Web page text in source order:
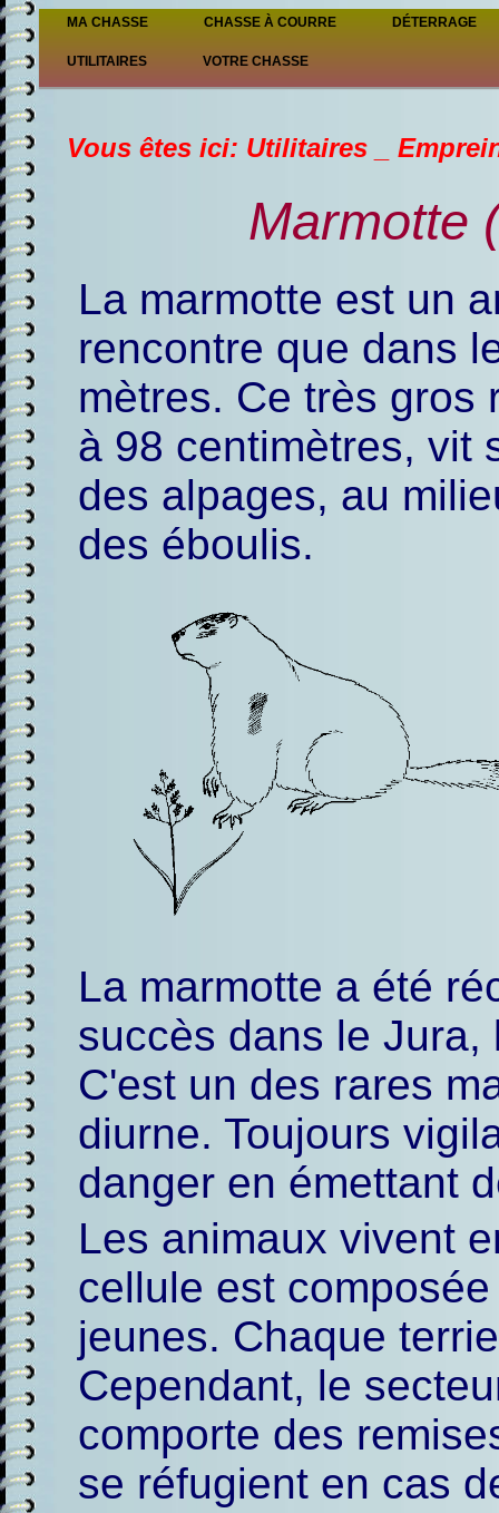
MA CHASSE CHASSE À COURRE DÉTERRAGE
UTILITAIRES VOTRE CHASSE
Vous êtes ici: Utilitaires _
Marmotte
La marmotte est un
rencontre que dans
mètres. Ce très gros
à 98 centimètres, vit
des alpages, au
des éboulis.
La marmotte a été
succès dans le
C'est un des rares
diurne. Toujours
danger en émettant
Les animaux vivent
cellule est
jeunes. Chaque
Cependant, le
comporte des
se réfugient en cas